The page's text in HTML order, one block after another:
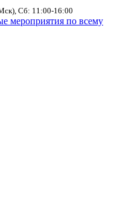
Сб: 11:00-16:00
мероприятия по всему